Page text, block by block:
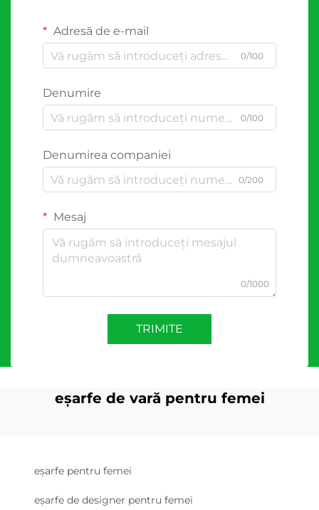
Adresă de e-mail
0/100
Denumire
0/100
Denumirea companiei
0/200
Mesaj
0/1000
TRIMITE
eșarfe de vară pentru femei
eșarfe pentru femei
eșarfe de designer pentru femei